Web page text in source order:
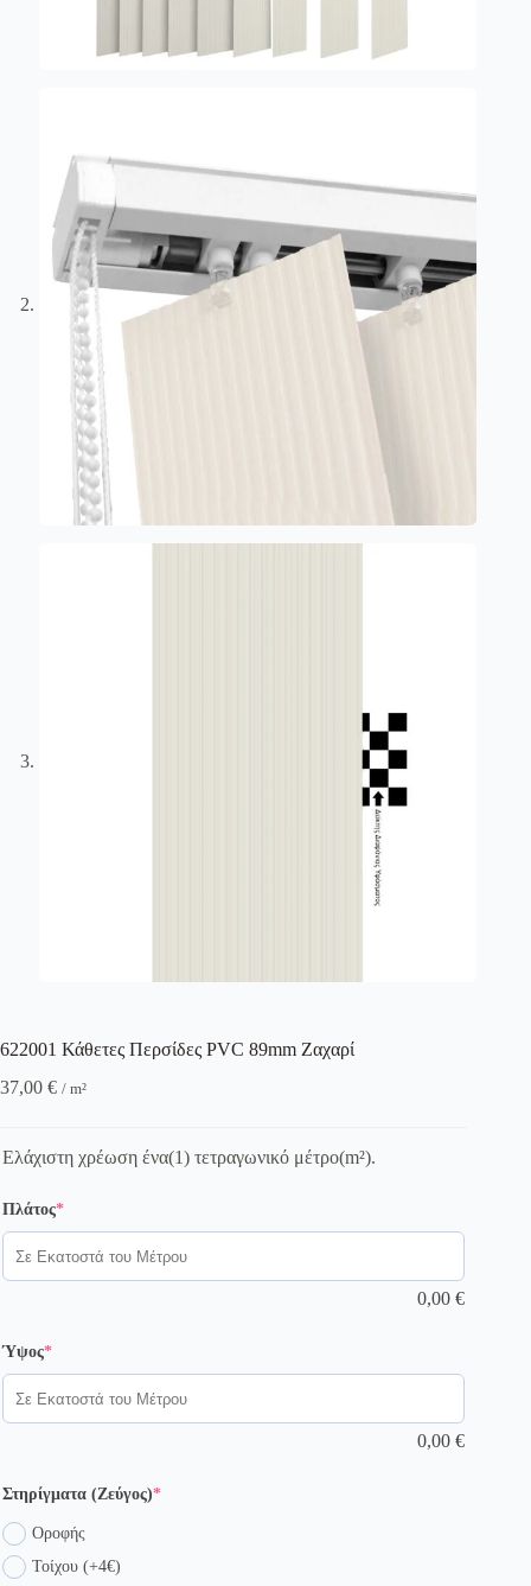
622001 Κάθετες Περσίδες PVC 89mm Ζαχαρί
37,00 € / m²
Ελάχιστη χρέωση ένα(1) τετραγωνικό μέτρο(m²).
Πλάτος*(required)
0,00€
Ύψος*(required)
0,00€
Στηρίγματα (Ζεύγος)*(required)
Οροφής
Τοίχου (+4€)